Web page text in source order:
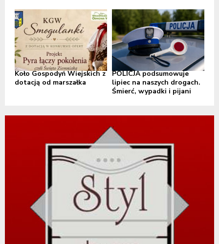
Koło Gospodyń Wiejskich z
dotacją od marszałka
POLICJA podsumowuje
lipiec na naszych drogach.
Śmierć, wypadki i pijani